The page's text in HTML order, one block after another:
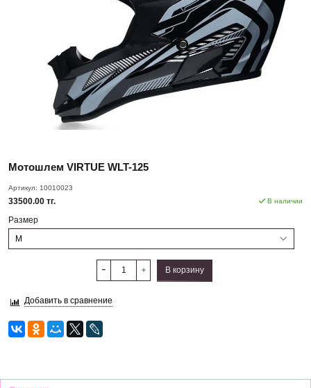
Мотошлем VIRTUE WLT-125
Артикул: 10010023
33500.00 тг. В наличии
Размер
В корзину
Добавить в сравнение